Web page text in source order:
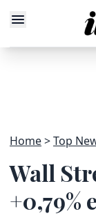
Home Top
Wall
+0,79%